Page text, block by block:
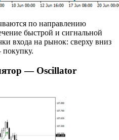
по направлению
быстрой и сигнальной
входа на рынок: сверху вниз
— Oscillator